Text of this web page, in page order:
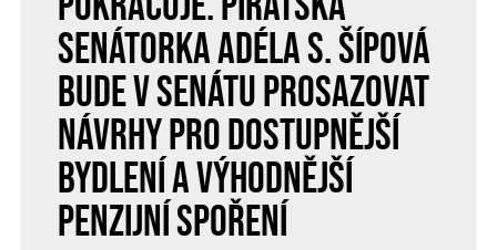
senátorka Adéla S. Šípová
bude v Senátu prosazovat
návrhy pro dostupnější
bydlení a výhodnější
penzijní spoření